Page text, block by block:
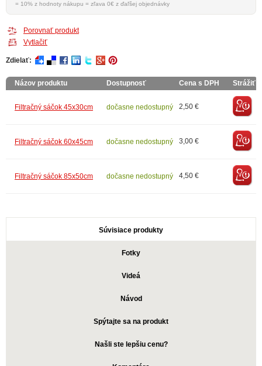
= 10% z hodnoty nákupu = zľava 0€ z ďaľšej objednávky
Porovnať produkt
Vytlačiť
Zdielať:
Názov produktu Dostupnosť Cena s DPH Strážiť
Filtračný sáčok 45x30cm dočasne nedostupný 2,50 €
Filtračný sáčok 60x45cm dočasne nedostupný 3,00 €
Filtračný sáčok 85x50cm dočasne nedostupný 4,50 €
Súvisiace produkty
Fotky
Videá
Návod
Spýtajte sa na produkt
Našli ste lepšiu cenu?